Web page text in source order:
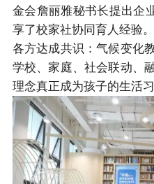
金会詹丽雅秘书长提出企
享了校家社协同育人经验。
各方达成共识：气候变化
学校、家庭、社会联动、
理念真正成为孩子的生活习